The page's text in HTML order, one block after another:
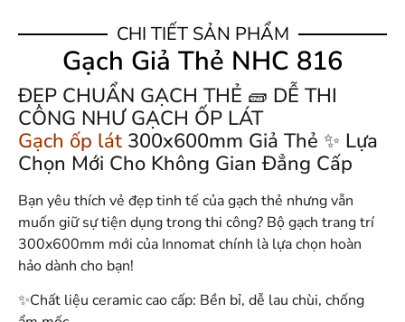
CHI TIẾT SẢN PHẨM
Gạch Giả Thẻ NHC 816
ĐẸP CHUẨN GẠCH THẺ 🧱 DỄ THI
CÔNG NHƯ GẠCH ỐP LÁT
Gạch ốp lát 300x600mm Giả Thẻ ✨ Lựa
Chọn Mới Cho Không Gian Đẳng Cấp
Bạn yêu thích vẻ đẹp tinh tế của gạch thẻ nhưng vẫn
muốn giữ sự tiện dụng trong thi công? Bộ gạch trang trí
300x600mm mới của Innomat chính là lựa chọn hoàn
hảo dành cho bạn!
✨Chất liệu ceramic cao cấp: Bền bỉ, dễ lau chùi, chống